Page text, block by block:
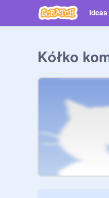
Ideas
Kółko